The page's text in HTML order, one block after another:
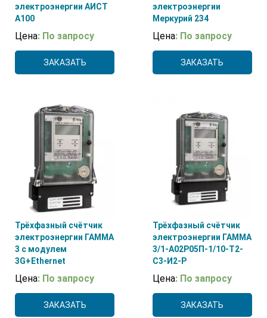
электроэнергии АИСТ
А100
Цена: По запросу
ЗАКАЗАТЬ
электроэнергии
Меркурий 234
Цена: По запросу
ЗАКАЗАТЬ
Трёхфазный счётчик
электроэнергии ГАММА
3 с модулем
3G+Ethernet
Цена: По запросу
ЗАКАЗАТЬ
Трёхфазный счётчик
электроэнергии ГАММА
3/1-А02Р05П-1/10-Т2-
С3-И2-Р
Цена: По запросу
ЗАКАЗАТЬ